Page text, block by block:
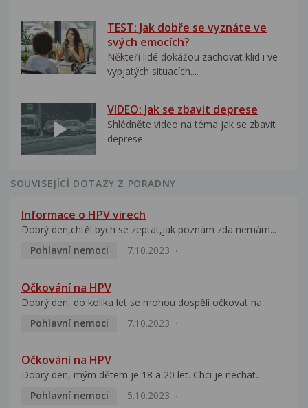
TEST: Jak dobře se vyznáte ve
svých emocích?
Někteří lidé dokážou zachovat klid i ve
vypjatých situacích....
VIDEO: Jak se zbavit deprese
Shlédněte video na téma jak se zbavit
deprese..
SOUVISEJÍCÍ DOTAZY Z PORADNY
Informace o HPV virech
Dobrý den,chtěl bych se zeptat,jak poznám zda nemám...
Pohlavní nemoci
7.10.2023
Očkování na HPV
Dobrý den, do kolika let se mohou dospělí očkovat na...
Pohlavní nemoci
7.10.2023
Očkování na HPV
Dobrý den, mým dětem je 18 a 20 let. Chci je nechat...
Pohlavní nemoci
5.10.2023